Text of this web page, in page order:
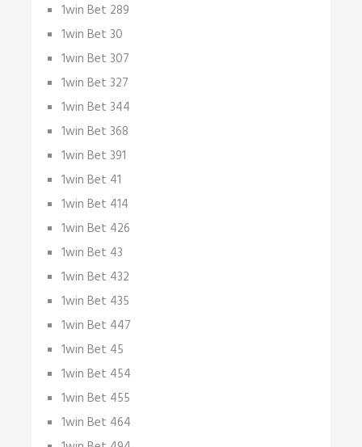
1win Bet 289
1win Bet 30
1win Bet 307
1win Bet 327
1win Bet 344
1win Bet 368
1win Bet 391
1win Bet 41
1win Bet 414
1win Bet 426
1win Bet 43
1win Bet 432
1win Bet 435
1win Bet 447
1win Bet 45
1win Bet 454
1win Bet 455
1win Bet 464